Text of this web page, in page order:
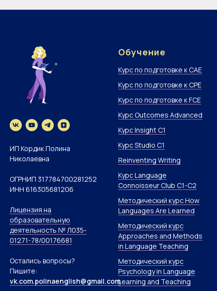
ИП Кордик Полина
Николаевна
ОГРНИП 317784700281252
ИНН 616305681206
Лицензия на
образовательную
деятельность № Л035-
01271-78/00176681
Остались вопросы?
Пишите:
vk.com.polinaenglish@gmail.com
Обучение
Курс по подготовке к CAE
Курс по подготовке к CPE
Курс по подготовке к FCE
Курс Outcomes Advanced
Курс Insight C1
Курс Studio C1
Reinventing Writing
Курс Language
Connoisseur Club С1-C2
Методический курс How
Languages Are Learned
Методический курс
Approaches and Methods
in Language Teaching
Методический курс
Psychology in Language
Learning and Teaching